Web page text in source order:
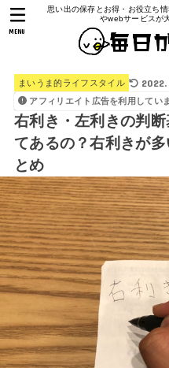
思い出の保存とお得・お役立ち
やwebサービスが
MENU
まいうま的ライフスタイル
アフィリエイト広告を利用していま
右利き・左利きの判
てあるの？右利きが
とめ